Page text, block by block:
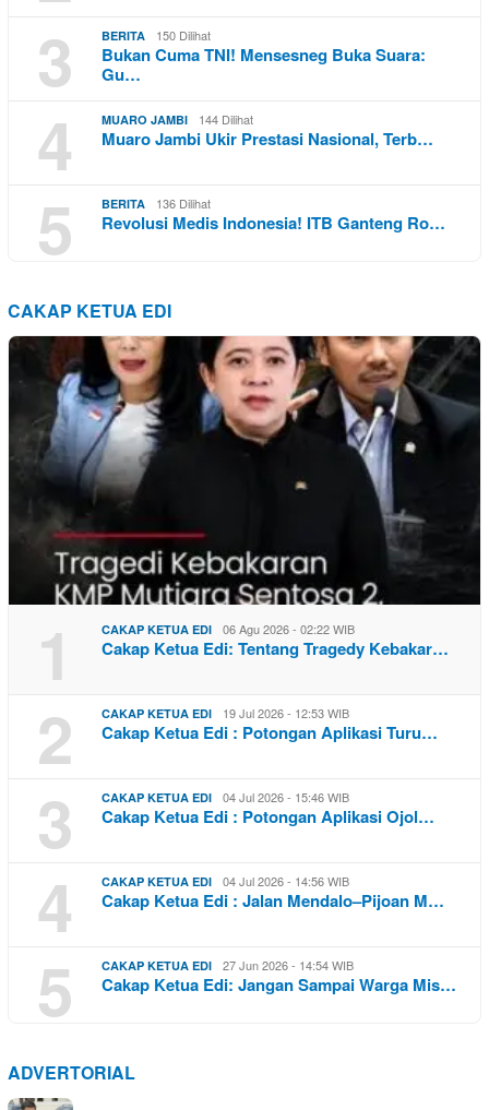
3
BERITA 150 Dilihat
Bukan Cuma TNI! Mensesneg Buka Suara:
Gu…
4 MUARO JAMBI 144 Dilihat
Muaro Jambi Ukir Prestasi Nasional, Terb…
5 BERITA 136 Dilihat
Revolusi Medis Indonesia! ITB Ganteng Ro…
CAKAP KETUA EDI
1 CAKAP KETUA EDI 06 Agu 2026 - 02:22 WIB
Cakap Ketua Edi: Tentang Tragedy Kebakar…
2 CAKAP KETUA EDI 19 Jul 2026 - 12:53 WIB
Cakap Ketua Edi : Potongan Aplikasi Turu…
3 CAKAP KETUA EDI 04 Jul 2026 - 15:46 WIB
Cakap Ketua Edi : Potongan Aplikasi Ojol…
4 CAKAP KETUA EDI 04 Jul 2026 - 14:56 WIB
Cakap Ketua Edi : Jalan Mendalo–Pijoan M…
5 CAKAP KETUA EDI 27 Jun 2026 - 14:54 WIB
Cakap Ketua Edi: Jangan Sampai Warga Mis…
ADVERTORIAL